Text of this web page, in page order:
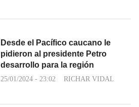
Desde el Pacífico caucano le
pidieron al presidente Petro
desarrollo para la región
25/01/2024 - 23:02 RICHAR VIDAL